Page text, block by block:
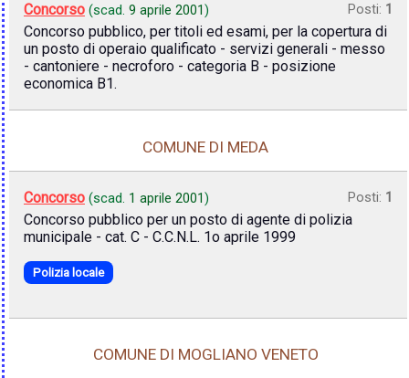
Concorso (scad. 9 aprile 2001) Posti: 1
Concorso pubblico, per titoli ed esami, per la copertura di
un posto di operaio qualificato - servizi generali - messo
- cantoniere - necroforo - categoria B - posizione
economica B1.
COMUNE DI MEDA
Concorso (scad. 1 aprile 2001) Posti: 1
Concorso pubblico per un posto di agente di polizia
municipale - cat. C - C.C.N.L. 1o aprile 1999
Polizia locale
COMUNE DI MOGLIANO VENETO